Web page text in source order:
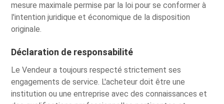
mesure maximale permise par la loi pour se conformer à
l'intention juridique et économique de la disposition
originale.
Déclaration de responsabilité
Le Vendeur a toujours respecté strictement ses
engagements de service. L'acheteur doit être une
institution ou une entreprise avec des connaissances et